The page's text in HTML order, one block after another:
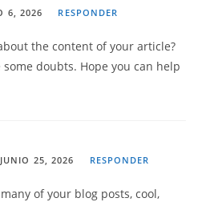
6, 2026 RESPONDER
the content of your article?
doubts. Hope you can help
JUNIO 25, 2026 RESPONDER
of your blog posts, cool,